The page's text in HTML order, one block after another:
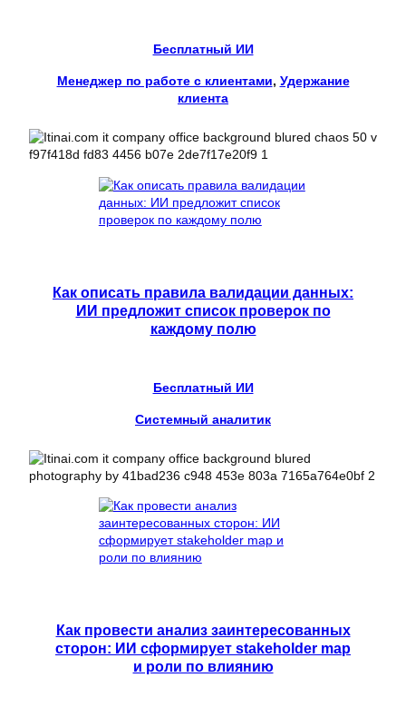
Бесплатный ИИ
Менеджер по работе с клиентами, Удержание
клиента
Как описать правила валидации данных:
ИИ предложит список проверок по
каждому полю
Бесплатный ИИ
Системный аналитик
Как провести анализ заинтересованных
сторон: ИИ сформирует stakeholder map
и роли по влиянию